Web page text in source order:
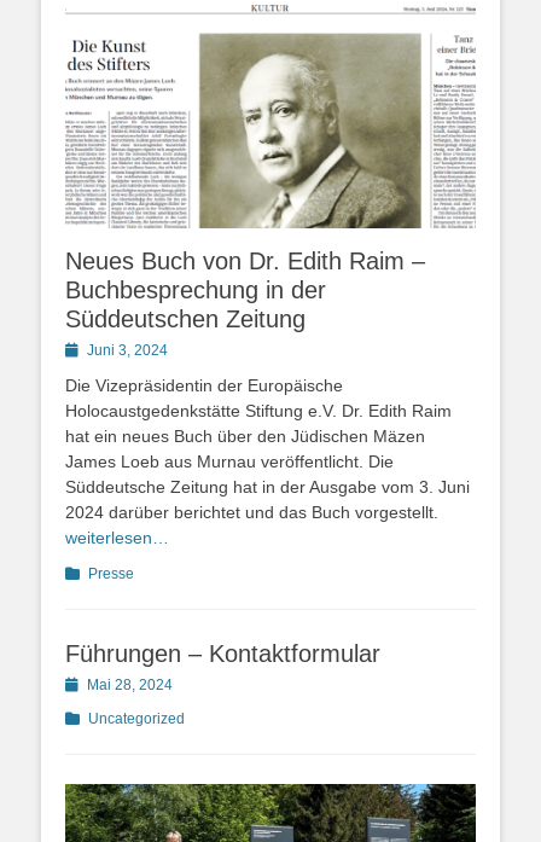
Neues Buch von Dr. Edith Raim –
Buchbesprechung in der
Süddeutschen Zeitung
PostedJuni 3, 2024
Die Vizepräsidentin der Europäische
Holocaustgedenkstätte Stiftung e.V. Dr. Edith Raim
hat ein neues Buch über den Jüdischen Mäzen
James Loeb aus Murnau veröffentlicht. Die
Süddeutsche Zeitung hat in der Ausgabe vom 3. Juni
2024 darüber berichtet und das Buch vorgestellt.
weiterlesen…
Kategorien
Presse
Führungen – Kontaktformular
PostedMai 28, 2024
Kategorien
Uncategorized